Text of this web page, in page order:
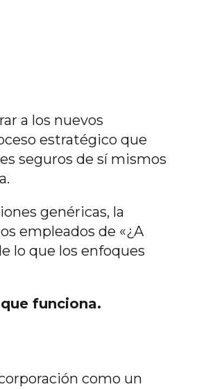
a los nuevos
estratégico que
seguros de sí mismos
genéricas, la
empleados de «¿A
lo que los enfoques
funciona.
como un